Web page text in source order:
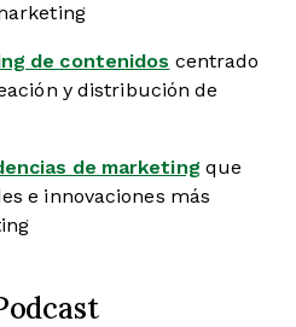
de contenidos centrado
y distribución de
de marketing que
e innovaciones más